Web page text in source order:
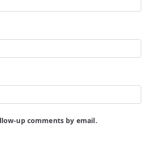
up comments by email.